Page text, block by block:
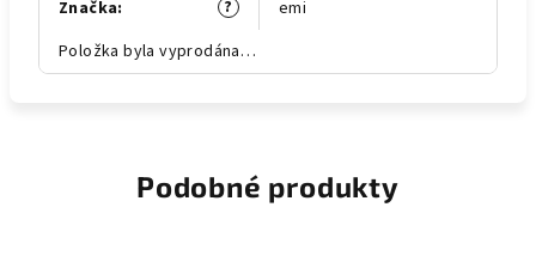
?
Značka:
emi
Položka byla vyprodána…
Podobné produkty